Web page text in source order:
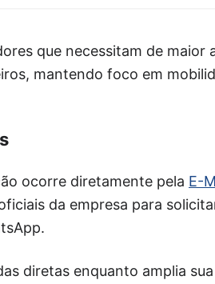
que necessitam de maior
mantendo foco em
ocorre diretamente pela E-
da empresa para
diretas enquanto amplia